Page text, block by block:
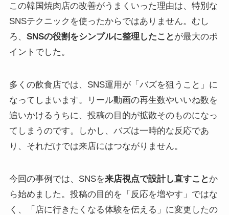
この韓国焼肉店の改善がうまくいった理由は、特別な
SNSテクニックを使ったからではありません。むし
ろ、 SNSの役割をシンプルに整理したこと が最大のポ
イントでした。
多くの飲食店では、SNS運用が「バズを狙うこと」に
なってしまいます。リール動画の再生数やいいね数を
追いかけるうちに、投稿の目的が拡散そのものになっ
てしまうのです。しかし、バズは一時的な反応であ
り、それだけでは来店にはつながりません。
今回の事例では、SNSを来店視点で設計し直すこと か
ら始めました。投稿の目的を「反応を増やす」ではな
く、「店に行きたくなる体験を伝える」に変更したの